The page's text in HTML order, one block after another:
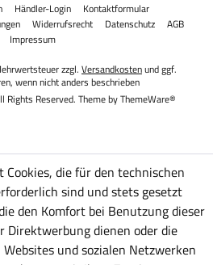
Händler-Login
Kontaktformular
Widerrufsrecht Datenschutz
AGB
Impressum
zzgl. Versandkostenund ggf.
wenn nicht anders beschrieben
Reserved. Theme byThemeWare®
Cookies, die für den technischen
sind und stets gesetzt
den Komfort bei Benutzung dieser
Direktwerbung dienen oder die
und sozialen Netzwerken